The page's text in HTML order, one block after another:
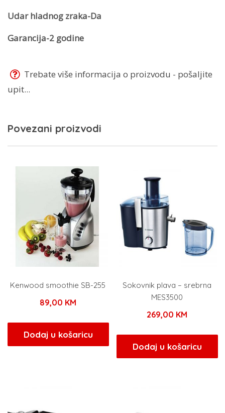
Udar hladnog zraka-Da
Garancija-2 godine
Trebate više informacija o proizvodu - pošaljite
upit...
Povezani proizvodi
Kenwood smoothie SB-255
89,00 KM
Dodaj u košaricu
Sokovnik plava – srebrna
MES3500
269,00 KM
Dodaj u košaricu